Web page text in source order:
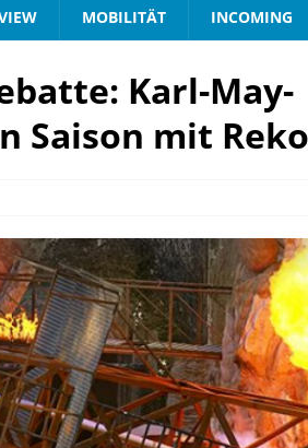
MOBILITÄT INCOMING
Karl-May-
Saison mit